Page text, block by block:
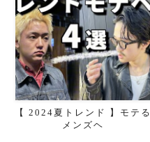
【 2024夏トレンド 】モテる
メンズヘ